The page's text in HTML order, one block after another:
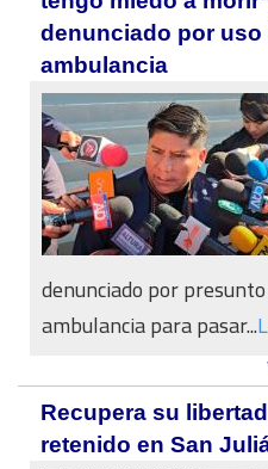
denunciado por uso
ambulancia
denunciado por
ambulancia para pasar...
Recupera su
retenido en San